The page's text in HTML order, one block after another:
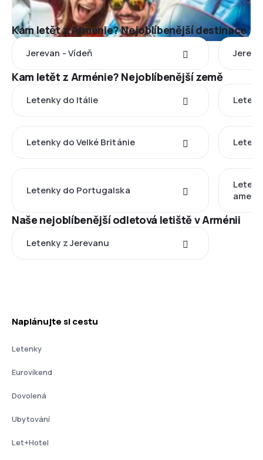
Kam letět z Arménie? Nejoblíbenější destinace
Jerevan - Vídeň
Kam letět z Arménie? Nejoblíbenější země
Letenky do Itálie
Letenky do Velké Británie
Letenky do Portugalska
Naše nejoblíbenější odletová letiště v Arménii
Letenky z Jerevanu
Naplánujte si cestu
Letenky
Eurovíkend
Dovolená
Ubytování
Let+Hotel